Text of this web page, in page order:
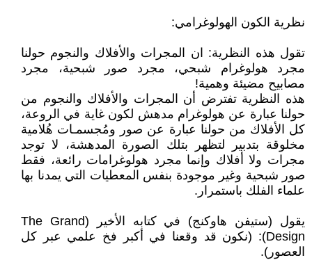
نظرية الكون الهولوغرامي:
تقول هذه النظرية: ان المجرات والأفلاك والنجوم حولنا
مجرد هولوغرام شبحي، مجرد صور شبحية، مجرد
مصابيح مضيئة وهمية!
هذه النظرية تفترض أن المجرات والأفلاك والنجوم من
حولنا عبارة عن هولوغرام مدهش لكون غاية في الروعة،
كل الأفلاك من حولنا عبارة عن صور ومُجسمـات هُلامية
مخلوقة بتدبير لتظهر بتلك الصورة المدهشة، لا توجد
مجرات ولا أفلاك وإنما مجرد هولوغرامات رائعة، فقط
صور شبحية وغير موجودة بنفس المعطيات التي يمدنا بها
علماء الفلك باستمرار.
يقول (ستيفن هاوكنج) في كتابه الأخير (The Grand
Design): (نكون قد وقعنا في أكبر فخ علمي عبر كل
العصور).